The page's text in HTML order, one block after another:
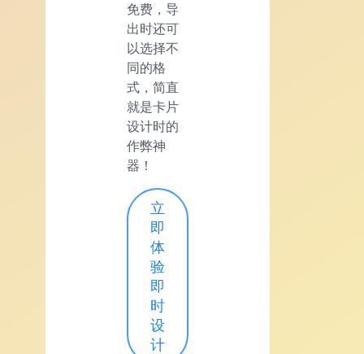
免费，导
出时还可
以选择不
同的格
式，简直
就是卡片
设计时的
作弊神
器！
立
即
体
验
即
时
设
计